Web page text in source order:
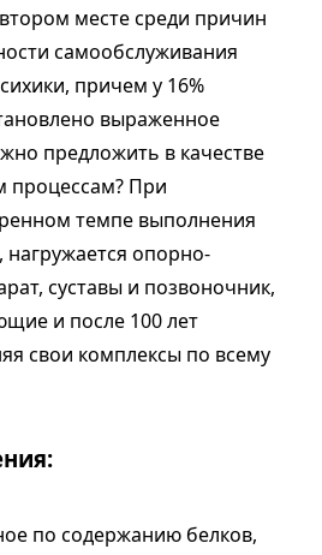
месте среди причин
самообслуживания
причем у 16%
выраженное
предложить в качестве
процессам? При
темпе выполнения
опорно-
суставы и позвоночник,
и после 100 лет
свои комплексы по всему
по содержанию белков,